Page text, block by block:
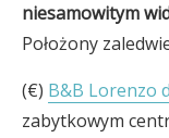
niesamowitym
Położony
(€) B&B Lorenzo
zabytkowym